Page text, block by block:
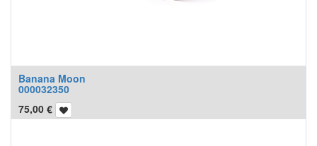
Banana Moon
000032350
75,00 €